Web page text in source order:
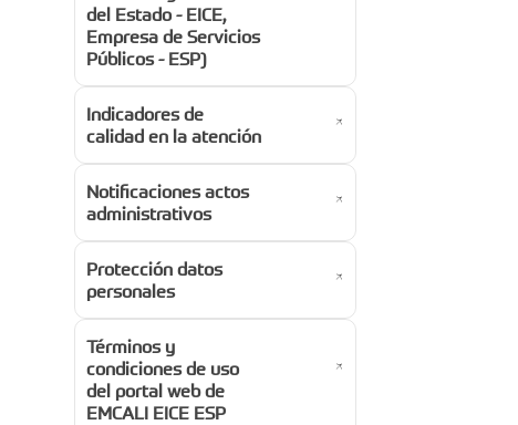
del Estado - EICE,
Empresa de Servicios
Públicos - ESP)
Indicadores de
calidad en la atención
Notificaciones actos
administrativos
Protección datos
personales
Términos y
condiciones de uso
del portal web de
EMCALI EICE ESP